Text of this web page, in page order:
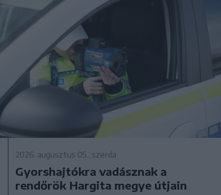
2026. augusztus 05., szerda
Gyorshajtókra vadásznak a
rendőrök Hargita megye útjain